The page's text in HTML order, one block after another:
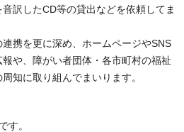
訳したCD等の貸出などを依頼してま
携を更に深め、ホームページやSNS
や、障がい者団体・各市町村の福祉
知に取り組んでまいります。
す。